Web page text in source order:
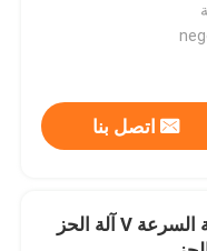
اتصل بنا
3200mm عالية السرعة V آلة الحز